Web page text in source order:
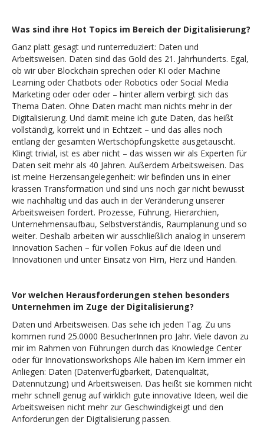
Was sind ihre Hot Topics im Bereich der Digitalisierung?
Ganz platt gesagt und runterreduziert: Daten und
Arbeitsweisen. Daten sind das Gold des 21. Jahrhunderts. Egal,
ob wir über Blockchain sprechen oder KI oder Machine
Learning oder Chatbots oder Robotics oder Social Media
Marketing oder oder oder – hinter allem verbirgt sich das
Thema Daten. Ohne Daten macht man nichts mehr in der
Digitalisierung. Und damit meine ich gute Daten, das heißt
vollständig, korrekt und in Echtzeit – und das alles noch
entlang der gesamten Wertschöpfungskette ausgetauscht.
Klingt trivial, ist es aber nicht – das wissen wir als Experten für
Daten seit mehr als 40 Jahren. Außerdem Arbeitsweisen. Das
ist meine Herzensangelegenheit: wir befinden uns in einer
krassen Transformation und sind uns noch gar nicht bewusst
wie nachhaltig und das auch in der Veränderung unserer
Arbeitsweisen fordert. Prozesse, Führung, Hierarchien,
Unternehmensaufbau, Selbstverständis, Raumplanung und so
weiter. Deshalb arbeiten wir ausschließlich analog in unserem
Innovation Sachen – für vollen Fokus auf die Ideen und
Innovationen und unter Einsatz von Hirn, Herz und Händen.
Vor welchen Herausforderungen stehen besonders
Unternehmen im Zuge der Digitalisierung?
Daten und Arbeitsweisen. Das sehe ich jeden Tag. Zu uns
kommen rund 25.0000 BesucherInnen pro Jahr. Viele davon zu
mir im Rahmen von Führungen durch das Knowledge Center
oder für Innovationsworkshops Alle haben im Kern immer ein
Anliegen: Daten (Datenverfügbarkeit, Datenqualität,
Datennutzung) und Arbeitsweisen. Das heißt sie kommen nicht
mehr schnell genug auf wirklich gute innovative Ideen, weil die
Arbeitsweisen nicht mehr zur Geschwindigkeigt und den
Anforderungen der Digitalisierung passen.